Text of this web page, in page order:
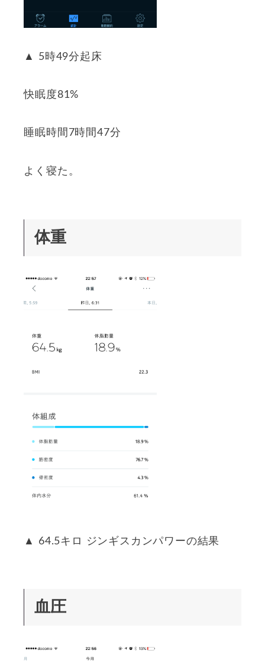
▲ 5時49分起床
快眠度81%
睡眠時間7時間47分
よく寝た。
体重
▲ 64.5キロ ジンギスカンパワーの結果
血圧